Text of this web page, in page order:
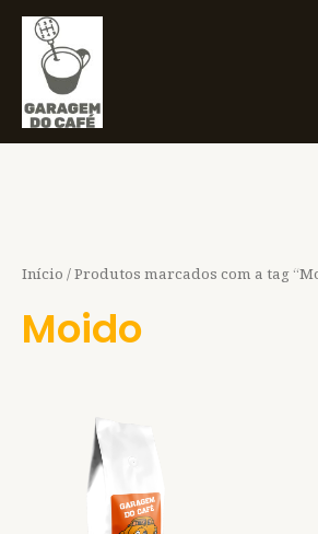
conteúdo
Início / Produtos marcados com a tag
Moido